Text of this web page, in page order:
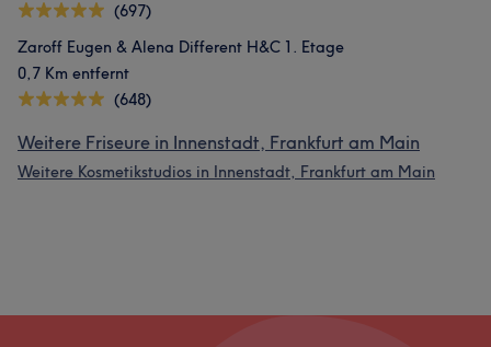
(697)
Zaroff Eugen & Alena Different H&C 1. Etage
0,7 Km entfernt
(648)
Weitere Friseure in Innenstadt, Frankfurt am Main
Weitere Kosmetikstudios in Innenstadt, Frankfurt am Main